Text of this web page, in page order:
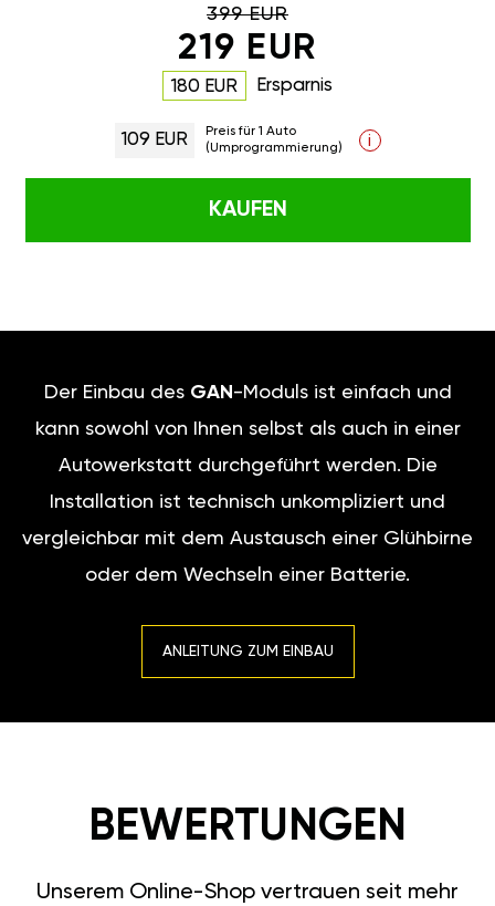
399 EUR
219 EUR
180 EUR Ersparnis
109 EUR
Preis für 1 Auto
(Umprogrammierung)
i
KAUFEN
Der Einbau des GAN -Moduls ist einfach und
kann sowohl von Ihnen selbst als auch in einer
Autowerkstatt durchgeführt werden. Die
Installation ist technisch unkompliziert und
vergleichbar mit dem Austausch einer Glühbirne
oder dem Wechseln einer Batterie.
ANLEITUNG ZUM EINBAU
BEWERTUNGEN
Unserem Online-Shop vertrauen seit mehr